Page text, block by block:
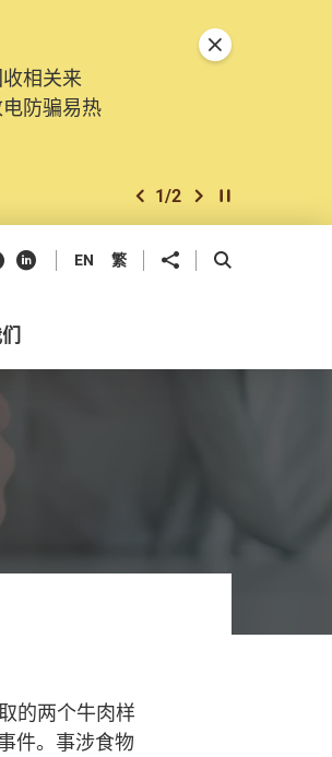
相关来
防骗易热
上一个
1/2 下一个开始/暂停幻灯
关闭特別通告
抖音领英 EN 繁 分享到 开启搜寻框
的两个牛肉样
件。事涉食物